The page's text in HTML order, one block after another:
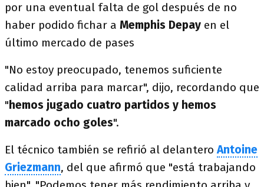
por una eventual falta de gol después de no
haber podido fichar a Memphis Depay en el
último mercado de pases
"No estoy preocupado, tenemos suficiente
calidad arriba para marcar", dijo, recordando que
" hemos jugado cuatro partidos y hemos
marcado ocho goles".
El técnico también se refirió al delanteroAntoine
Griezmann, del que afirmó que "está trabajando